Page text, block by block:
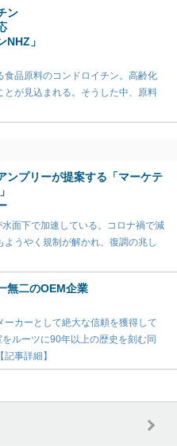
ン
NHZ」
品原料のコンドロイチン。高齢化
が見込まれる。そうした中、原料
ンプリーが提案する「マーケテ
面下で加速している。コロナ禍で減
うやく規制が解かれ、復調の兆し
無二のOEM企業
ーカーとして絶大な信頼を獲得して
ルーツに90年以上の歴史を刻む同
事詳細】